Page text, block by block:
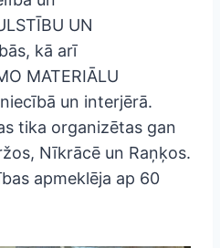
UN
kā arī
MATERIĀLU
un interjērā.
tika organizētas gan
Nīkrācē un Raņķos.
apmeklēja ap 60